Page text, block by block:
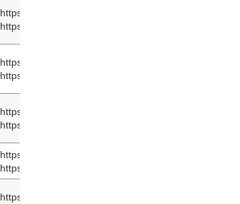
https://sato-motogym-khana.info
https://twitter.com/satokhana
https://ray-gymkhana.1net.jp
https://twitter.com/toho813
https://powerband-kimura.com
https://twitter.com/PBK78889160
https://kanagawa-motojimuya.amebaownd.com
https://twitter.com/MotogymKanagawa
https://ameblo.jp/pig-on-the/